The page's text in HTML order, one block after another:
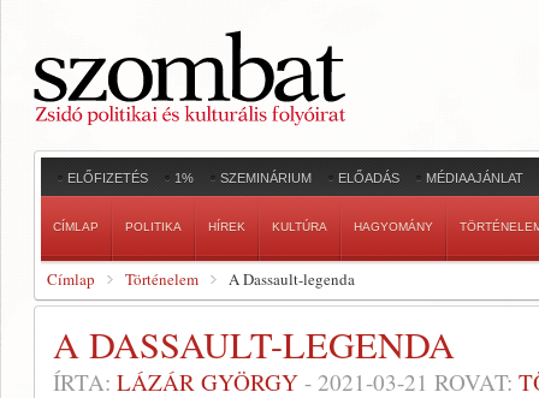
ELŐFIZETÉS 1% SZEMINÁRIUM ELŐADÁS MÉDIAAJÁNLAT
CÍMLAP POLITIKA HÍREK KULTÚRA HAGYOMÁNY
Címlap Történelem A Dassault-legenda
A DASSAULT-LEGENDA
ÍRTA: LÁZÁR GYÖRGY - 2021-03-21 ROVAT: